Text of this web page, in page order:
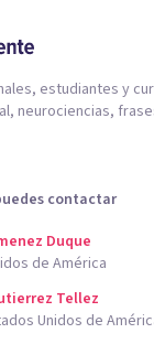
estudiantes y
neurociencias,
contactar
Duque
de América
Tellez
Unidos de